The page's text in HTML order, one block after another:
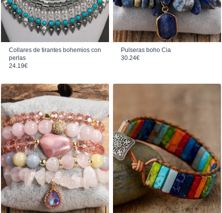
Collares de tirantes bohemios con
perlas
24.19€
Pulseras boho Cia
30.24€